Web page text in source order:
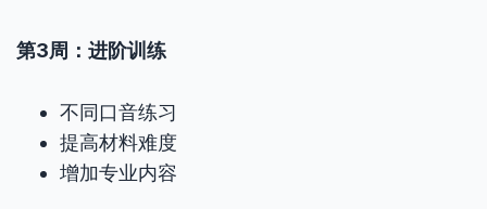
第3周：进阶训练
不同口音练习
提高材料难度
增加专业内容